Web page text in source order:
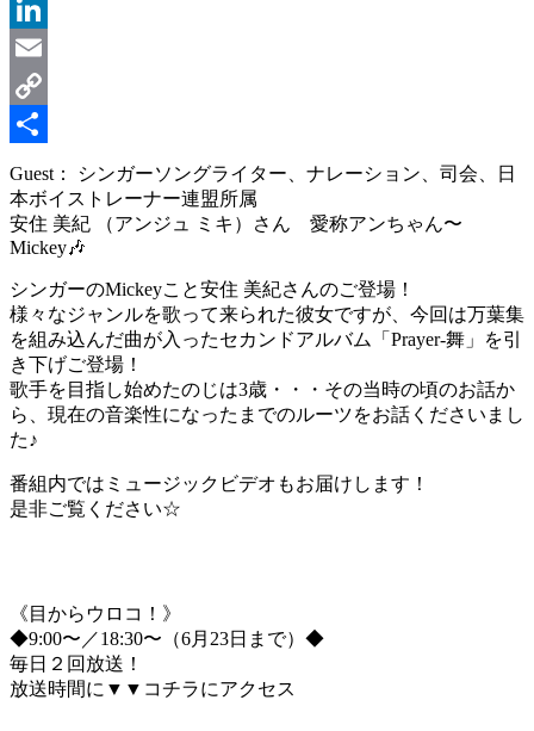
Message
LinkedIn
Email
Copy
Link
共
有
Guest： シンガーソングライター、ナレーション、司会、日
本ボイストレーナー連盟所属
安住 美紀 （アンジュ ミキ）さん 愛称アンちゃん〜
Mickey🎶
シンガーのMickeyこと安住 美紀さんのご登場！
様々なジャンルを歌って来られた彼女ですが、今回は万葉集
を組み込んだ曲が入ったセカンドアルバム「Prayer-舞」を引
き下げご登場！
歌手を目指し始めたのじは3歳・・・その当時の頃のお話か
ら、現在の音楽性になったまでのルーツをお話くださいまし
た♪
番組内ではミュージックビデオもお届けします！
是非ご覧ください☆
《目からウロコ！》
◆9:00〜／18:30〜（6月23日まで）◆
毎日２回放送！
放送時間に▼▼コチラにアクセス